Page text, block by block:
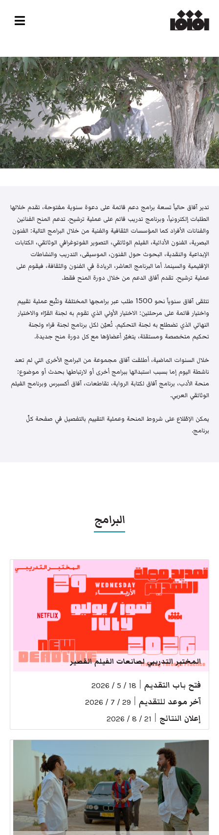
تدير آفاق حالياً تسعة برامج دعم قائمة على دعوة سنوية مفتوحة، تقدم خلالها
الطلبات إلكترونياً، وبرنامج تدريب قائم على عملية ترشيح. تدعم المنح الفنانين
والفنانات الأفراد كما المؤسسات الثقافية والفنية من خلال البرامج التالية: الفنون
البصرية، الفنون الأدائية، الفيلم الوثائقي، التصوير الفوتوغرافي الوثائقي، الكتابات
الإبداعية والنقدية، البحوث حول الفنون، الموسيقى، التدريب والنشاطات
الإقليمية والسينما. أما البرنامج العاشر، الريادة في الفنون والثقافة، فيقوم على
عملية ترشيح. تقدم آفاق الدعم من خلال دورة المنح فقط.
تتلقى آفاق سنوياً نحو 1500 طلب عبر برامجها المختلفة وتتّبع عملية تقييم
واختيار قائمة على مرحلتين: الاختيار الأولي الذي تقوم به لجنة القرّاء والاختيار
النهائي الذي تضطلع به لجنة التحكيم. تُعيّن لكل برنامج لجنة قراء ولجنة
تحكيم متخصصة ومستقلة، يتغيّر أعضاؤها مع كل دورة منح جديدة.
خلال السنوات الماضية، أطلقت آفاق مجموعة من البرامج الأخرى التي لم تعد
ناشطة اليوم إما بسبب استبدالها ببرامج أخرى أو لارتباطها بحدث أو موضوع:
منحة الأدب، برنامج آفاق لكتابة الرواية، تقاطعات، آفاق أكسبرس وبرنامج الفيلم
الوثائقي العربي.
يمكن الإطّلاع على شروط المنحة وعملية التقييم بالتفصيل في صفحة كلّ
برنامج.
البرامج
المختبر التدريبي لصانعات الفيلم القصير
فتح باب التقديم 18 / 5 / 2026
آخر موعد للتقديم 29 / 7 / 2026
إعلان النتائج 21 / 8 / 2026